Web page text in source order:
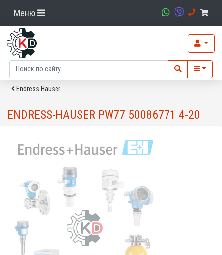
Меню
Endress Hauser
ENDRESS-HAUSER PW77 50086771 4-20